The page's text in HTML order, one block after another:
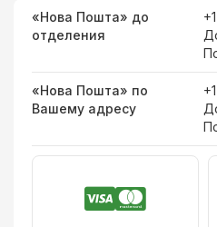
«Нова Пошта» до
отделения
«Нова Пошта» по
Вашему адресу